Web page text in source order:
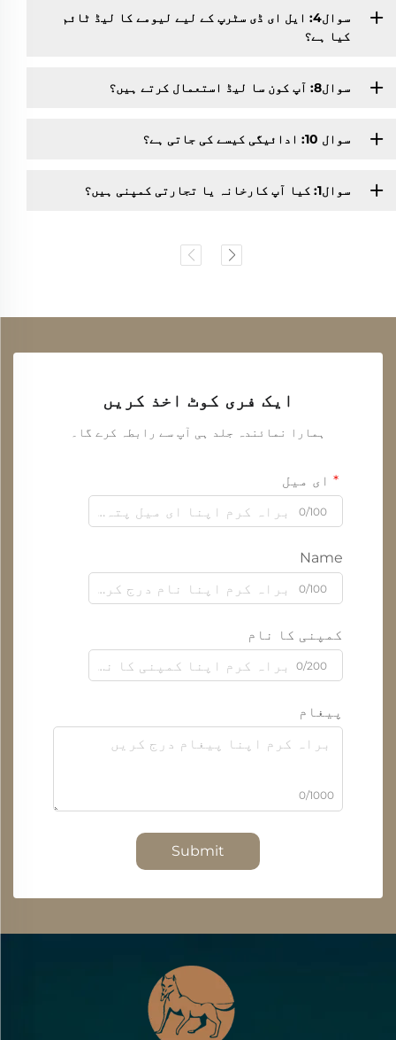
سوال4: ایل ای ڈی سٹرپ کے لیے لیومے کا لیڈ ٹائم
کیا ہے؟
سوال8: آپ کون سا لیڈ استعمال کرتے ہیں؟
سوال 10: ادائیگی کیسے کی جاتی ہے؟
سوال1: کیا آپ کارخانہ یا تجارتی کمپنی ہیں؟
ایک فری کوٹ اخذ کریں
ہمارا نمائندہ جلد ہی آپ سے رابطہ کرے گا۔
ای میل
0/100
Name
0/100
کمپنی کا نام
0/200
پیغام
0/1000
Submit